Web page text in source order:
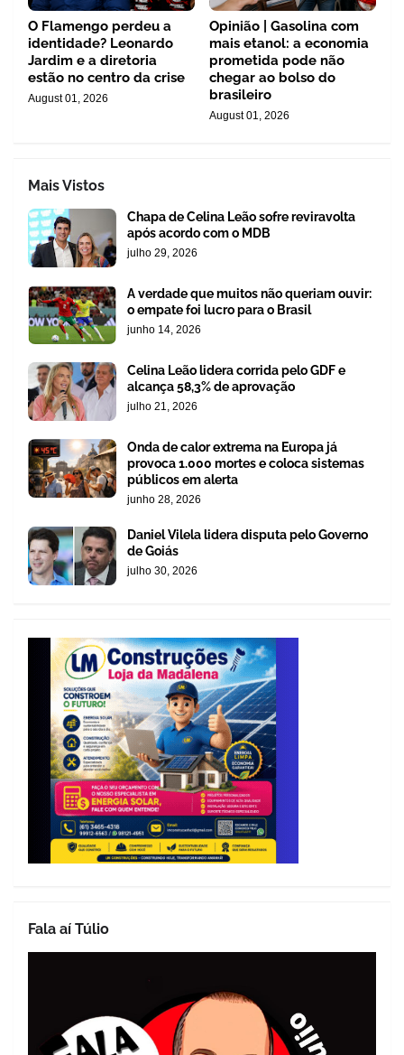
O Flamengo perdeu a
identidade? Leonardo
Jardim e a diretoria
estão no centro da crise
August 01, 2026
Opinião | Gasolina com
mais etanol: a economia
prometida pode não
chegar ao bolso do
brasileiro
August 01, 2026
Mais Vistos
Chapa de Celina Leão sofre reviravolta
após acordo com o MDB
julho 29, 2026
A verdade que muitos não queriam ouvir:
o empate foi lucro para o Brasil
junho 14, 2026
Celina Leão lidera corrida pelo GDF e
alcança 58,3% de aprovação
julho 21, 2026
Onda de calor extrema na Europa já
provoca 1.000 mortes e coloca sistemas
públicos em alerta
junho 28, 2026
Daniel Vilela lidera disputa pelo Governo
de Goiás
julho 30, 2026
Fala aí Túlio